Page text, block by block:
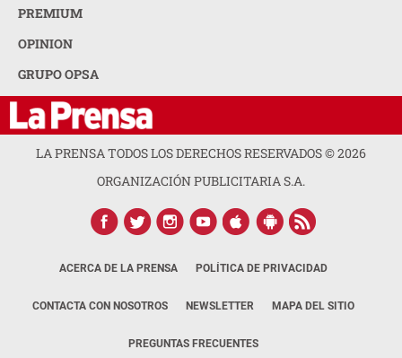
PREMIUM
OPINION
GRUPO OPSA
LA PRENSA TODOS LOS DERECHOS RESERVADOS ©2026
ORGANIZACIÓN PUBLICITARIA S.A.
ACERCA DE LA PRENSA POLÍTICA DE PRIVACIDAD
CONTACTA CON NOSOTROS NEWSLETTER MAPA DEL SITIO
PREGUNTAS FRECUENTES